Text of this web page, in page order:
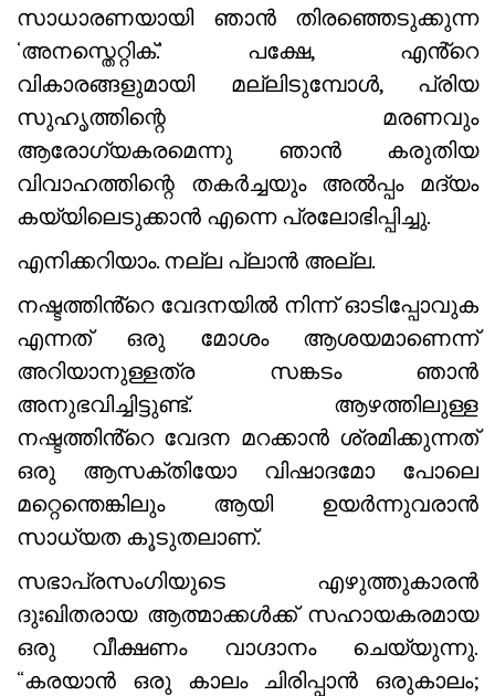
സാധാരണയായി ഞാൻ തിരഞ്ഞെടുക്കുന്ന
‘അനസ്തെറ്റിക്.’ പക്ഷേ, എൻ്റെ
വികാരങ്ങളുമായി മല്ലിടുമ്പോൾ, പ്രിയ
സുഹൃത്തിന്റെ മരണവും
ആരോഗ്യകരമെന്നു ഞാൻ കരുതിയ
വിവാഹത്തിന്റെ തകർച്ചയും അൽപ്പം മദ്യം
കയ്യിലെടുക്കാൻ എന്നെ പ്രലോഭിപ്പിച്ചു.
എനിക്കറിയാം. നല്ല പ്ലാൻ അല്ല.
നഷ്ടത്തിൻ്റെ വേദനയിൽ നിന്ന് ഓടിപ്പോവുക
എന്നത് ഒരു മോശം ആശയമാണെന്ന്
അറിയാനുള്ളത്ര സങ്കടം ഞാൻ
അനുഭവിച്ചിട്ടുണ്ട്. ആഴത്തിലുള്ള
നഷ്ടത്തിൻ്റെ വേദന മറക്കാൻ ശ്രമിക്കുന്നത്
ഒരു ആസക്തിയോ വിഷാദമോ പോലെ
മറ്റെന്തെങ്കിലും ആയി ഉയർന്നുവരാൻ
സാധ്യത കൂടുതലാണ്.
സഭാപ്രസംഗിയുടെ എഴുത്തുകാരൻ
ദുഃഖിതരായ ആത്മാക്കൾക്ക് സഹായകരമായ
ഒരു വീക്ഷണം വാഗ്ദാനം ചെയ്യുന്നു.
“കരയാൻ ഒരു കാലം ചിരിപ്പാൻ ഒരുകാലം;